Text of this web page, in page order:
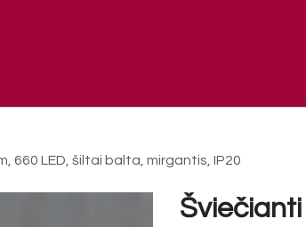
660 LED, šiltai balta, mirgantis, IP20